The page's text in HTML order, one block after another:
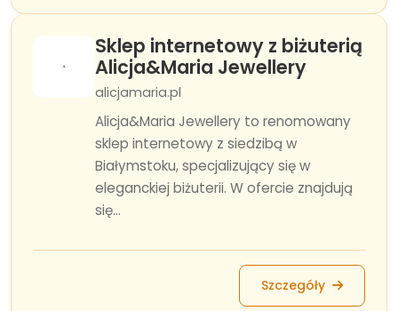
Sklep internetowy z biżuterią
Alicja&Maria Jewellery
alicjamaria.pl
Alicja&Maria Jewellery to renomowany
sklep internetowy z siedzibą w
Białymstoku, specjalizujący się w
eleganckiej biżuterii. W ofercie znajdują
się...
Szczegóły